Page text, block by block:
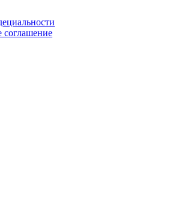
соглашение